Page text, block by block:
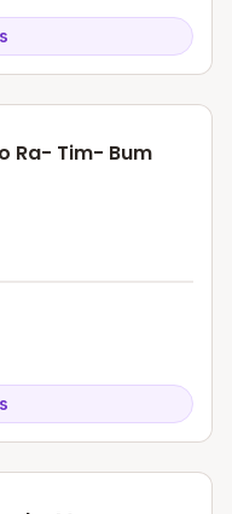
Ra- Tim- Bum